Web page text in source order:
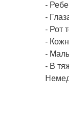
-
-
- Рот
-
-
- В